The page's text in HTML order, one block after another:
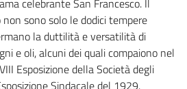
celebrante San Francesco. Il
sono solo le dodici tempere
la duttilità e versatilità di
e oli, alcuni dei quali compaiono nel
Esposizione della Società degli
Sindacale del 1929.